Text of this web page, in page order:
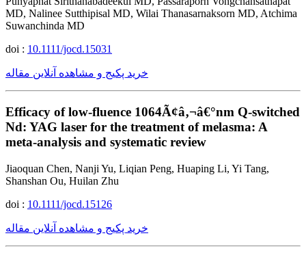
MD, Nalinee Sutthipisal MD, Wilai Thanasarnaksorn MD, Atchima
Suwanchinda MD
doi : 10.1111/jocd.15031
خرید پکیج و مشاهده آنلاین مقاله
Efficacy of low-fluence 1064Ã¢â‚¬â€°nm Q-switched
Nd: YAG laser for the treatment of melasma: A
meta-analysis and systematic review
Jiaoquan Chen, Nanji Yu, Liqian Peng, Huaping Li, Yi Tang,
Shanshan Ou, Huilan Zhu
doi : 10.1111/jocd.15126
خرید پکیج و مشاهده آنلاین مقاله